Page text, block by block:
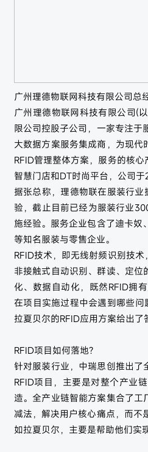
广州理德物联网科技有限公司总
广州理德物联网科技有限公司(
限公司控股子公司，一家专注于
大数据方案服务集成商，为现
RFID管理整体方案，服务的核
智慧门店和DT时尚平台，公司
据张总称，理德物联在服装行
验，截止目前已经为服装行业
施经验。服务企业包含了迪卡奴
等知名服装与零售企业。
RFID技术，即无线射频识别技
非接触式自动识别、群读、定
化、数据自动化，既然RFID拥
在项目实施过程中会遇到哪些
拉夏贝尔的RFID应用方案给出了
RFID项目如何落地?
针对服装行业，中瑞思创推出
RFID项目，主要是对整个产业
造。全产业链智能方案集合了
减法，解决用户核心痛点，而不
如拉夏贝尔，主要是帮助他们实